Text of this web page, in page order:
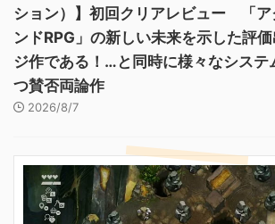
ション）】初回クリアレビュー 「ア
ンドRPG」の新しい未来を示した評
ジ作である！…と同時に様々なシステ
つ賛否両論作
2026/8/7